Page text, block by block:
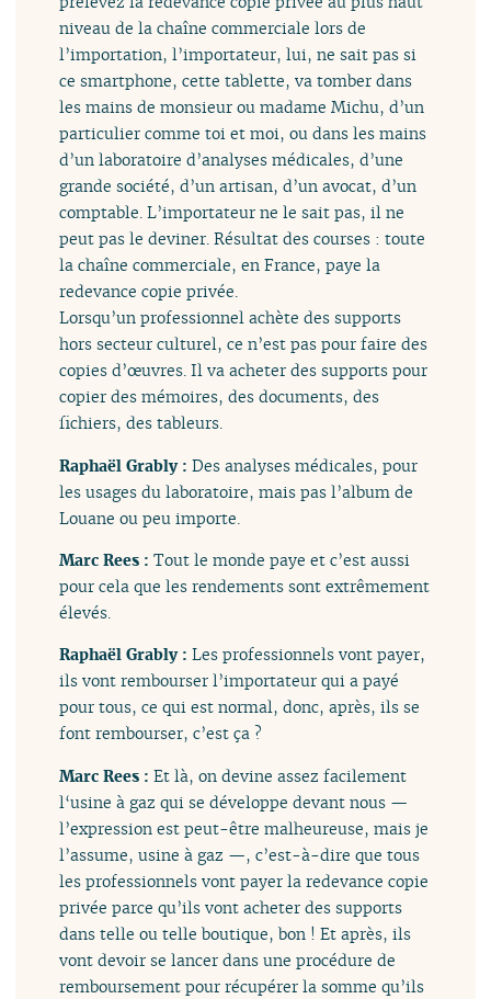
niveau de la chaîne commerciale lors de
l’importation, l’importateur, lui, ne sait pas si
ce smartphone, cette tablette, va tomber dans
les mains de monsieur ou madame Michu, d’un
particulier comme toi et moi, ou dans les mains
d’un laboratoire d’analyses médicales, d’une
grande société, d’un artisan, d’un avocat, d’un
comptable. L’importateur ne le sait pas, il ne
peut pas le deviner. Résultat des courses : toute
la chaîne commerciale, en France, paye la
redevance copie privée.
Lorsqu’un professionnel achète des supports
hors secteur culturel, ce n’est pas pour faire des
copies d’œuvres. Il va acheter des supports pour
copier des mémoires, des documents, des
fichiers, des tableurs.
Raphaël Grably :Des analyses médicales, pour
les usages du laboratoire, mais pas l’album de
Louane ou peu importe.
Marc Rees :Tout le monde paye et c’est aussi
pour cela que les rendements sont extrêmement
élevés.
Raphaël Grably :Les professionnels vont payer,
ils vont rembourser l’importateur qui a payé
pour tous, ce qui est normal, donc, après, ils se
font rembourser, c’est ça ?
Marc Rees :Et là, on devine assez facilement
l‘usine à gaz qui se développe devant nous —
l’expression est peut-être malheureuse, mais je
l’assume, usine à gaz —, c’est-à-dire que tous
les professionnels vont payer la redevance copie
privée parce qu’ils vont acheter des supports
dans telle ou telle boutique, bon ! Et après, ils
vont devoir se lancer dans une procédure de
remboursement pour récupérer la somme qu’ils